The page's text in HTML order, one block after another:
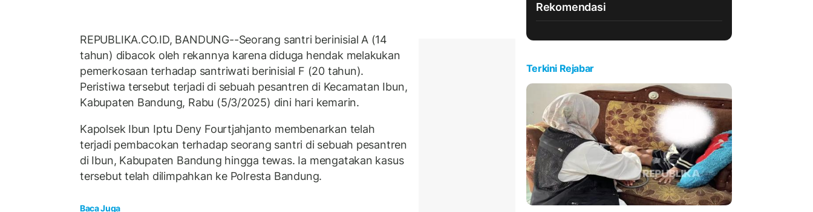
REPUBLIKA.CO.ID, BANDUNG--Seorang santri berinisial A (14
tahun) dibacok oleh rekannya karena diduga hendak melakukan
pemerkosaan terhadap santriwati berinisial F (20 tahun).
Peristiwa tersebut terjadi di sebuah pesantren di Kecamatan Ibun,
Kabupaten Bandung, Rabu (5/3/2025) dini hari kemarin.
Kapolsek Ibun Iptu Deny Fourtjahjanto membenarkan telah
terjadi pembacokan terhadap seorang santri di sebuah pesantren
di Ibun, Kabupaten Bandung hingga tewas. Ia mengatakan kasus
tersebut telah dilimpahkan ke Polresta Bandung.
Baca Juga
Rekomendasi
Terkini Rejabar